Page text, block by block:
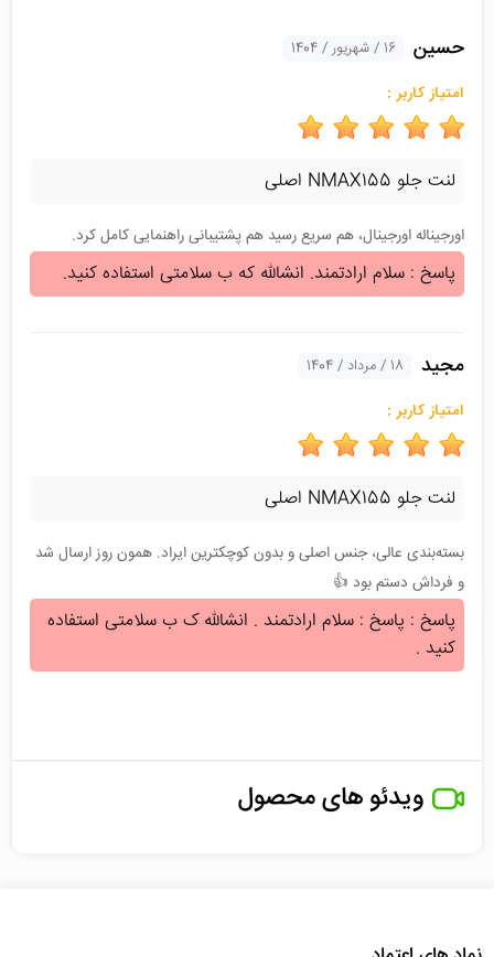
حسین 16 / شهریور / 1404
امتیاز کاربر :
لنت جلو NMAX155 اصلی
اورجیناله اورجینال، هم سریع رسید هم پشتیبانی راهنمایی کامل کرد.
پاسخ : سلام ارادتمند. انشالله که ب سلامتی استفاده کنید.
مجید 18 / مرداد / 1404
امتیاز کاربر :
لنت جلو NMAX155 اصلی
بسته‌بندی عالی، جنس اصلی و بدون کوچکترین ایراد. همون روز ارسال شد
و فرداش دستم بود 👍
پاسخ : پاسخ : سلام ارادتمند . انشالله ک ب سلامتی استفاده
کنید .
ویدئو های محصول